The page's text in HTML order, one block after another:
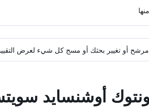
مرشح أو تغيير بحثك أو مسح كل شيء لعرض
أوشنسايد